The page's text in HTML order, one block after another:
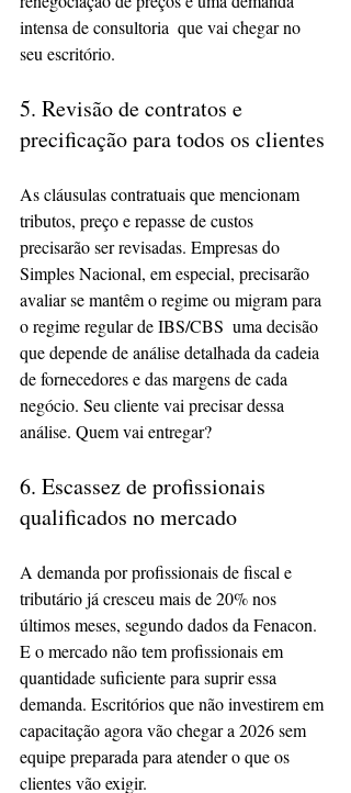
intensa de consultoria  que vai chegar no
seu escritório.
5. Revisão de contratos e
precificação para todos os clientes
As cláusulas contratuais que mencionam
tributos, preço e repasse de custos
precisarão ser revisadas. Empresas do
Simples Nacional, em especial, precisarão
avaliar se mantêm o regime ou migram para
o regime regular de IBS/CBS  uma decisão
que depende de análise detalhada da cadeia
de fornecedores e das margens de cada
negócio. Seu cliente vai precisar dessa
análise. Quem vai entregar?
6. Escassez de profissionais
qualificados no mercado
A demanda por profissionais de fiscal e
tributário já cresceu mais de 20% nos
últimos meses, segundo dados da Fenacon.
E o mercado não tem profissionais em
quantidade suficiente para suprir essa
demanda. Escritórios que não investirem em
capacitação agora vão chegar a 2026 sem
equipe preparada para atender o que os
clientes vão exigir.